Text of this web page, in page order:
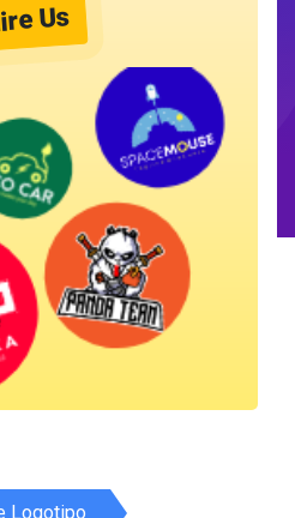
Us
Logotipo